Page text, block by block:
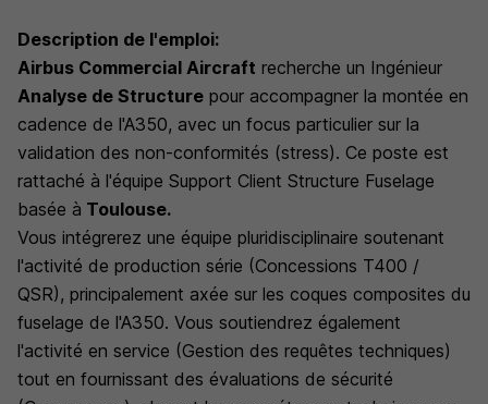
Description de l'emploi:
Airbus Commercial Aircraft recherche un Ingénieur
Analyse de Structure pour accompagner la montée en
cadence de l'A350, avec un focus particulier sur la
validation des non-conformités (stress). Ce poste est
rattaché à l'équipe Support Client Structure Fuselage
basée à Toulouse.
Vous intégrerez une équipe pluridisciplinaire soutenant
l'activité de production série (Concessions T400 /
QSR), principalement axée sur les coques composites du
fuselage de l'A350. Vous soutiendrez également
l'activité en service (Gestion des requêtes techniques)
tout en fournissant des évaluations de sécurité